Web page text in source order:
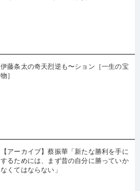
伊藤条太の奇天烈逆も〜ション［一生の宝
物］
【アーカイブ】蔡振華「新たな勝利を手に
するためには、まず昔の自分に勝っていか
なくてはならない」